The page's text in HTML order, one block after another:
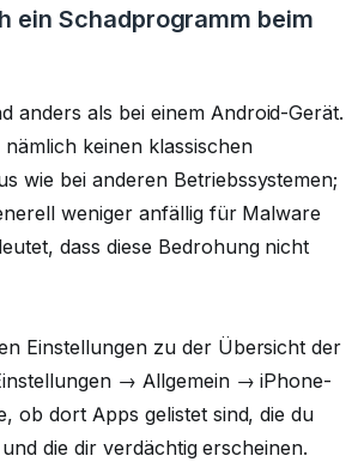
ein Schadprogramm beim
anders als bei einem Android-Gerät.
keinen klassischen
wie bei anderen Betriebssystemen;
weniger anfällig für Malware
dass diese Bedrohung nicht
Einstellungen zu der Übersicht der
→ Allgemein→iPhone-
ob dort Apps gelistet sind, die du
die dir verdächtig erscheinen.